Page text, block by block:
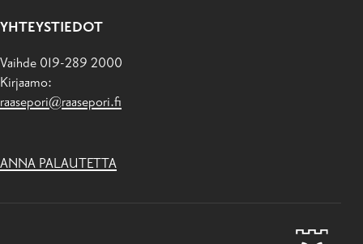
YHTEYSTIEDOT
Vaihde 019-289 2000
Kirjaamo:
raasepori@raasepori.fi
ANNA PALAUTETTA